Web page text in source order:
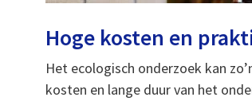
Hoge kosten en
Het ecologisch onderzoek kan
kosten en lange duur van het